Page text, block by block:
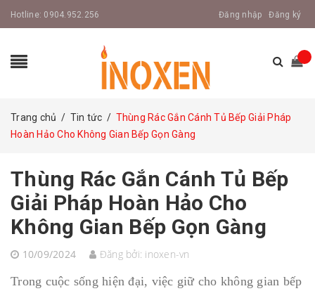
Hotline: 0904.952.256 Đăng nhập Đăng ký
Trang chủ / Tin tức / Thùng Rác Gắn Cánh Tủ Bếp Giải Pháp
Hoàn Hảo Cho Không Gian Bếp Gọn Gàng
Thùng Rác Gắn Cánh Tủ Bếp
Giải Pháp Hoàn Hảo Cho
Không Gian Bếp Gọn Gàng
10/09/2024 Đăng bởi: inoxen-vn
Trong cuộc sống hiện đại, việc giữ cho không gian bếp